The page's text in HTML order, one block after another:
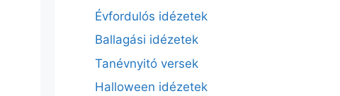
Évfordulós idézetek
Ballagási idézetek
Tanévnyitó versek
Halloween idézetek